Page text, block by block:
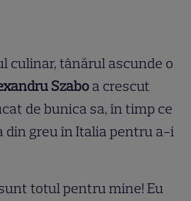
culinar, tânărul ascunde o
Szabo a crescut
de bunica sa, în timp ce
din greu în Italia pentru a-i
totul pentru mine! Eu